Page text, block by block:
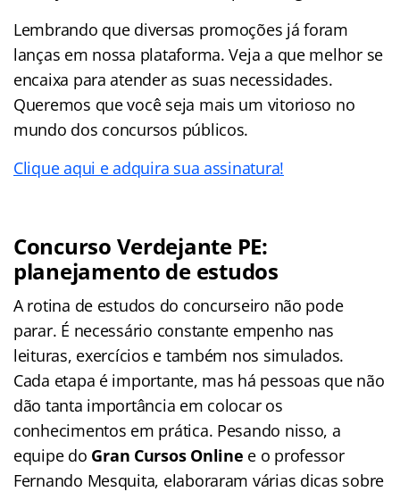
Lembrando que diversas promoções já foram
lanças em nossa plataforma. Veja a que melhor se
encaixa para atender as suas necessidades.
Queremos que você seja mais um vitorioso no
mundo dos concursos públicos.
Clique aqui e adquira sua assinatura!
Concurso Verdejante PE:
planejamento de estudos
A rotina de estudos do concurseiro não pode
parar. É necessário constante empenho nas
leituras, exercícios e também nos simulados.
Cada etapa é importante, mas há pessoas que não
dão tanta importância em colocar os
conhecimentos em prática. Pesando nisso, a
equipe do Gran Cursos Online e o professor
Fernando Mesquita, elaboraram várias dicas sobre